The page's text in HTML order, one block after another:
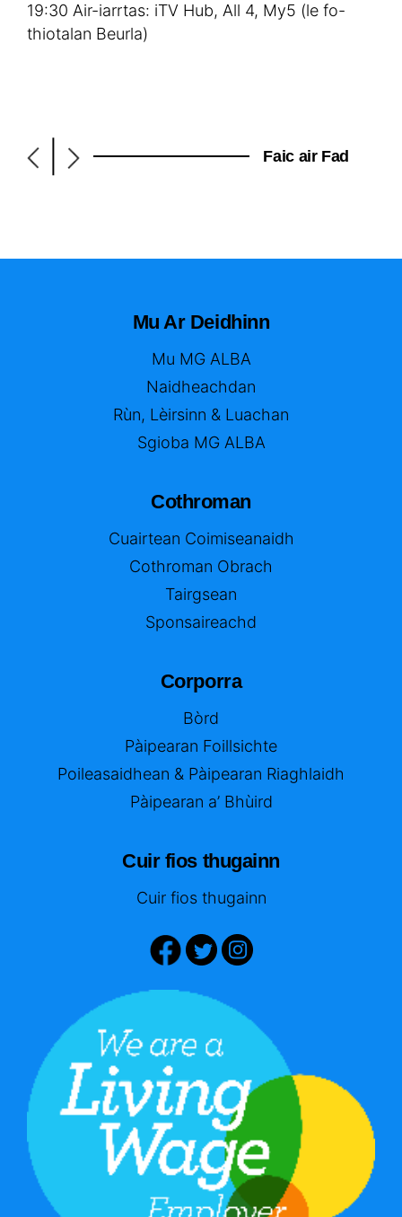
19:30 Air-iarrtas: iTV Hub, All 4, My5 (le fo-
thiotalan Beurla)
Faic air Fad
Mu Ar Deidhinn
Mu MG ALBA
Naidheachdan
Rùn, Lèirsinn & Luachan
Sgioba MG ALBA
Cothroman
Cuairtean Coimiseanaidh
Cothroman Obrach
Tairgsean
Sponsaireachd
Corporra
Bòrd
Pàipearan Foillsichte
Poileasaidhean & Pàipearan Riaghlaidh
Pàipearan a’ Bhùird
Cuir fios thugainn
Cuir fios thugainn